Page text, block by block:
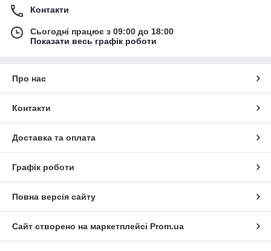
Контакти
Сьогодні працює з 09:00 до 18:00
Показати весь графік роботи
Про нас
Контакти
Доставка та оплата
Графік роботи
Повна версія сайту
Сайт створено на маркетплейсі Prom.ua